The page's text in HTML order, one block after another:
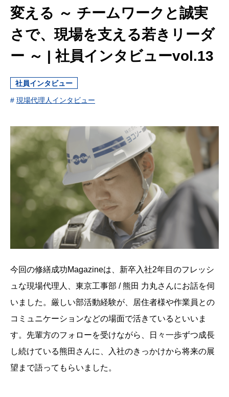
変える ～ チームワークと誠実
さで、現場を支える若きリーダ
ー ～ | 社員インタビューvol.13
社員インタビュー
# 現場代理人インタビュー
今回の修繕成功Magazineは、新卒入社2年目のフレッシ
ュな現場代理人、東京工事部 / 熊田 力丸さんにお話を伺
いました。厳しい部活動経験が、居住者様や作業員との
コミュニケーションなどの場面で活きているといいま
す。先輩方のフォローを受けながら、日々一歩ずつ成長
し続けている熊田さんに、入社のきっかけから将来の展
望まで語ってもらいました。